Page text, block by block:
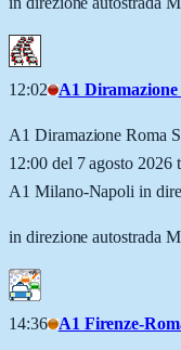
12:02 A1 Diramazione
A1 Diramazione Roma
12:00 del 7 agosto 2026
A1 Milano-Napoli in
in direzione autostrada
14:36 A1 Firenze-